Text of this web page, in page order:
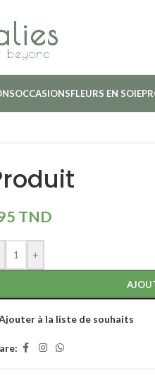
OCCASIONSFLEURS EN SOIE
TND
+
à la liste de souhaits